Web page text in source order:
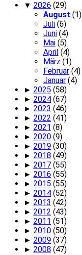
▼ 2026 (29)
August (1)
Juli (6)
Juni (4)
Mai (5)
April (4)
März (1)
Februar (4)
Januar (4)
► 2025 (58)
► 2024 (67)
► 2023 (46)
► 2022 (41)
► 2021 (8)
► 2020 (9)
► 2019 (30)
► 2018 (49)
► 2017 (55)
► 2016 (55)
► 2015 (55)
► 2014 (52)
► 2013 (42)
► 2012 (43)
► 2011 (51)
► 2010 (50)
► 2009 (37)
► 2008 (47)